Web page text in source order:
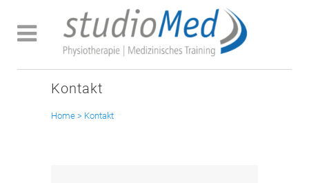
Kontakt
Home > Kontakt